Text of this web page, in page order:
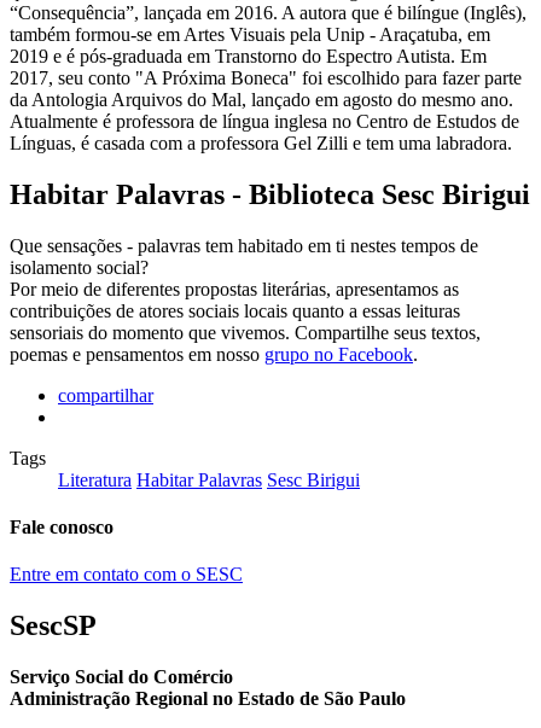
“Consequência”, lançada em 2016. A autora que é bilíngue (Inglês),
também formou-se em Artes Visuais pela Unip - Araçatuba, em
2019 e é pós-graduada em Transtorno do Espectro Autista. Em
2017, seu conto "A Próxima Boneca" foi escolhido para fazer parte
da Antologia Arquivos do Mal, lançado em agosto do mesmo ano.
Atualmente é professora de língua inglesa no Centro de Estudos de
Línguas, é casada com a professora Gel Zilli e tem uma labradora.
Habitar Palavras - Biblioteca Sesc Birigui
Que sensações - palavras tem habitado em ti nestes tempos de
isolamento social?
Por meio de diferentes propostas literárias, apresentamos as
contribuições de atores sociais locais quanto a essas leituras
sensoriais do momento que vivemos. Compartilhe seus textos,
poemas e pensamentos em nosso grupo no Facebook.
compartilhar
Tags
Literatura Habitar Palavras Sesc Birigui
Fale conosco
Entre em contato com o SESC
SescSP
Serviço Social do Comércio
Administração Regional no Estado de São Paulo